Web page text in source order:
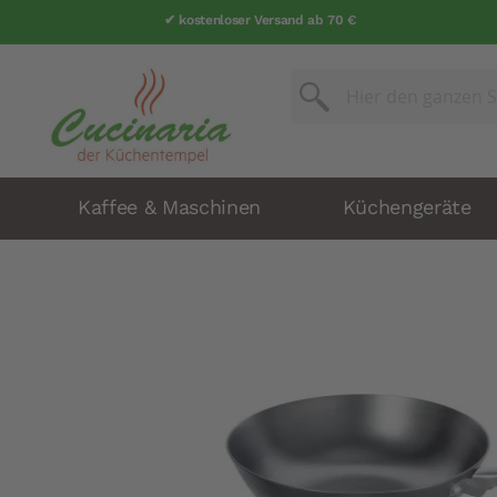
✔ kostenloser Versand ab 70 €
Suche
Kaffee & Maschinen Küchengeräte